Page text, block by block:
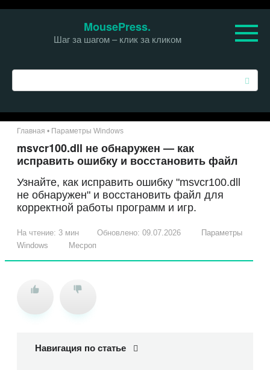
MousePress.
Шаг за шагом – клик за кликом
о
с
Главная • Параметры Windows
msvcr100.dll не обнаружен — как
исправить ошибку и восстановить файл
Узнайте, как исправить ошибку "msvcr100.dll
не обнаружен" и восстановить файл для
корректной работы программ и игр.
На чтение: 3 мин Обновлено: 09.07.2026
Параметры
Windows
Месроп
Навигация по статье